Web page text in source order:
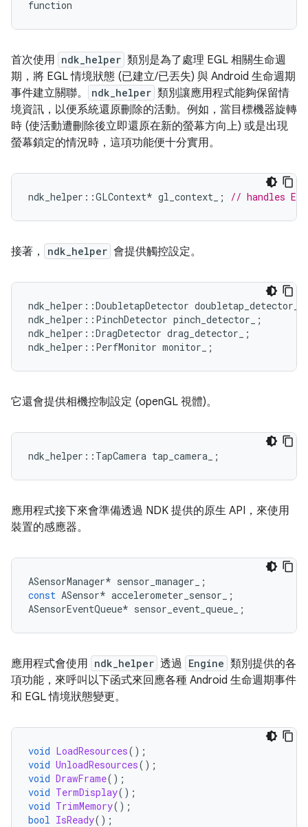
function
首次使用 ndk_helper 類別是為了處理 EGL 相關生命週
期，將 EGL 情境狀態 (已建立/已丟失) 與 Android 生命週期
事件建立關聯。
ndk_helper 類別讓應用程式能夠保留情
境資訊，以便系統還原刪除的活動。例如，當目標機器旋轉
時 (使活動遭刪除後立即還原在新的螢幕方向上) 或是出現
螢幕鎖定的情況時，這項功能便十分實用。
ndk_helper ::GLContext* gl_context_ ; // handles
接著， ndk_helper 會提供觸控設定。
ndk_helper ::DoubletapDetector doubletap_detector_
ndk_helper :: PinchDetector pinch_detector_
;
ndk_helper ::DragDetector drag_detector_
;
ndk_helper :: PerfMonitor monitor_ ;
它還會提供相機控制設定 (openGL 視體)。
ndk_helper :: TapCamera tap_camera_ ;
應用程式接下來會準備透過 NDK 提供的原生 API，來使用
裝置的感應器。
ASensorManager* sensor_manager_
;
const ASensor* accelerometer_sensor_
;
ASensorEventQueue* sensor_event_queue_ ;
應用程式會使用 ndk_helper 透過 Engine 類別提供的各
項功能，來呼叫以下函式來回應各種 Android 生命週期事件
和 EGL 情境狀態變更。
void LoadResources();
void UnloadResources();
void DrawFrame();
void TermDisplay();
void TrimMemory();
bool IsReady();